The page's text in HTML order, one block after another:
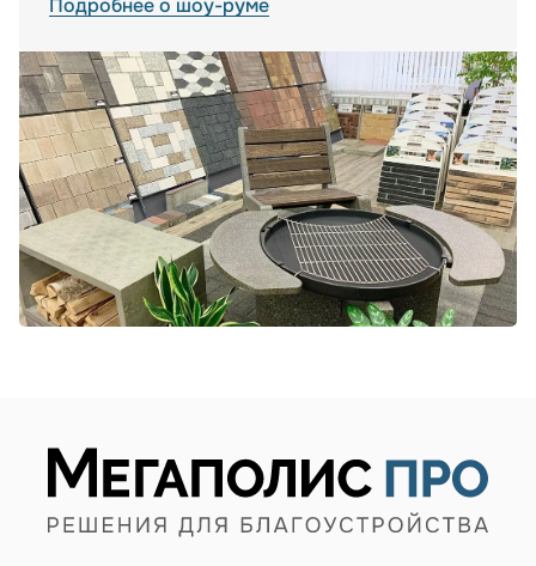
Подробнее о шоу-руме